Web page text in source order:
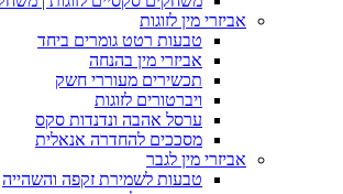
אביזרי מין לזוגות
טבעות רטט גומרים ביחד
אביזרי מין בהנחה
תכשירים מעוררי חשק
ויברטורים לזוגות
ערסל אהבה ונדנדות סקס
מסככים להחדרה אנאלית
אביזרי מין לגבר
טבעות לשמירת זקפה והשהייה